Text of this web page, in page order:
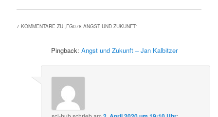
7 KOMMENTARE ZU „FG078 ANGST UND ZUKUNFT“
Pingback:Angst und Zukunft – Jan Kalbitzer